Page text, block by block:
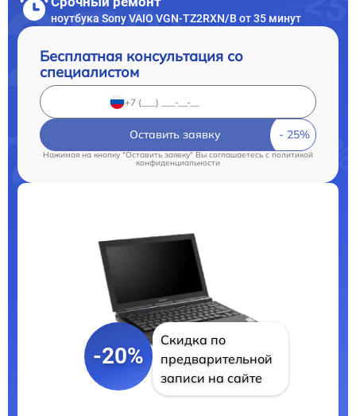
ноутбука Sony VAIO VGN-TZ2RXN/B от 35 минут
Бесплатная консультация со
специалистом
Оставить заявку
Нажимая на кнопку "Оставить заявку" Вы соглашаетесь cполитикой
конфиденциальности
-20%
Скидка по
предварительной
записи на сайте